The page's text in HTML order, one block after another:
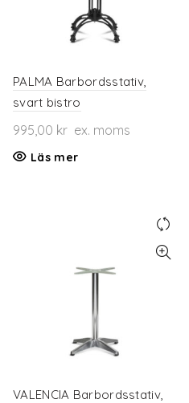
PALMA Barbordsstativ,
svart bistro
995,00 kr ex. moms
Läs mer
VALENCIA Barbordsstativ,